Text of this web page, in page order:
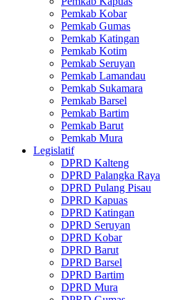
Pemkab Kobar
Pemkab Gumas
Pemkab Katingan
Pemkab Kotim
Pemkab Seruyan
Pemkab Lamandau
Pemkab Sukamara
Pemkab Barsel
Pemkab Bartim
Pemkab Barut
Pemkab Mura
Legislatif
DPRD Kalteng
DPRD Palangka Raya
DPRD Pulang Pisau
DPRD Kapuas
DPRD Katingan
DPRD Seruyan
DPRD Kobar
DPRD Barut
DPRD Barsel
DPRD Bartim
DPRD Mura